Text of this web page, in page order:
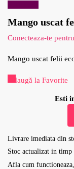
Mango uscat
Conecteaza-te
Mango uscat felii
Adaugă la Favorite
Esti
Livrare imediata din
Stoc actualizat in timp
Afla cum